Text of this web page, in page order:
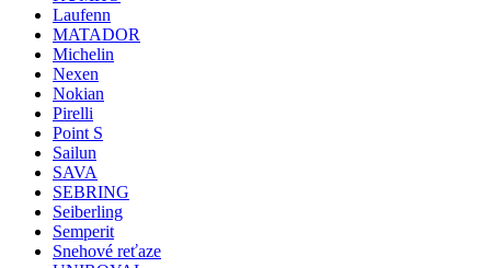
Laufenn
MATADOR
Michelin
Nexen
Nokian
Pirelli
Point S
Sailun
SAVA
SEBRING
Seiberling
Semperit
Snehové reťaze